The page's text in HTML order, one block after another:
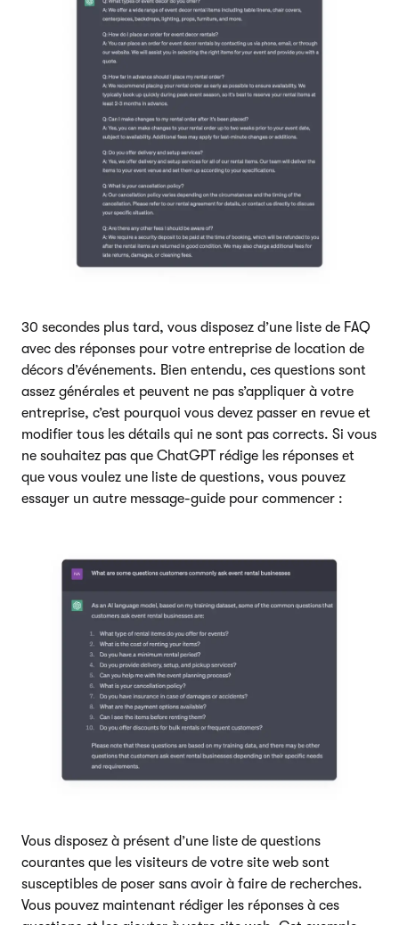
30 secondes plus tard, vous disposez d’une liste de FAQ
avec des réponses pour votre entreprise de location de
décors d’événements. Bien entendu, ces questions sont
assez générales et peuvent ne pas s’appliquer à votre
entreprise, c’est pourquoi vous devez passer en revue et
modifier tous les détails qui ne sont pas corrects. Si vous
ne souhaitez pas que ChatGPT rédige les réponses et
que vous voulez une liste de questions, vous pouvez
essayer un autre message-guide pour commencer :
Vous disposez à présent d’une liste de questions
courantes que les visiteurs de votre site web sont
susceptibles de poser sans avoir à faire de recherches.
Vous pouvez maintenant rédiger les réponses à ces